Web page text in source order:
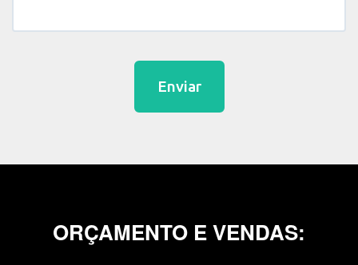
Enviar
ORÇAMENTO E VENDAS: